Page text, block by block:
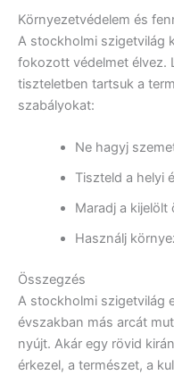
Környezetvédelem és
A stockholmi szigetvilág
fokozott védelmet
tiszteletben tartsuk a
szabályokat:
Ne hagyj
Tiszteld a helyi
Maradj a kijelölt
Használj
Összegzés
A stockholmi szigetvilág
évszakban más arcát
nyújt. Akár egy rövid
érkezel, a természet, a